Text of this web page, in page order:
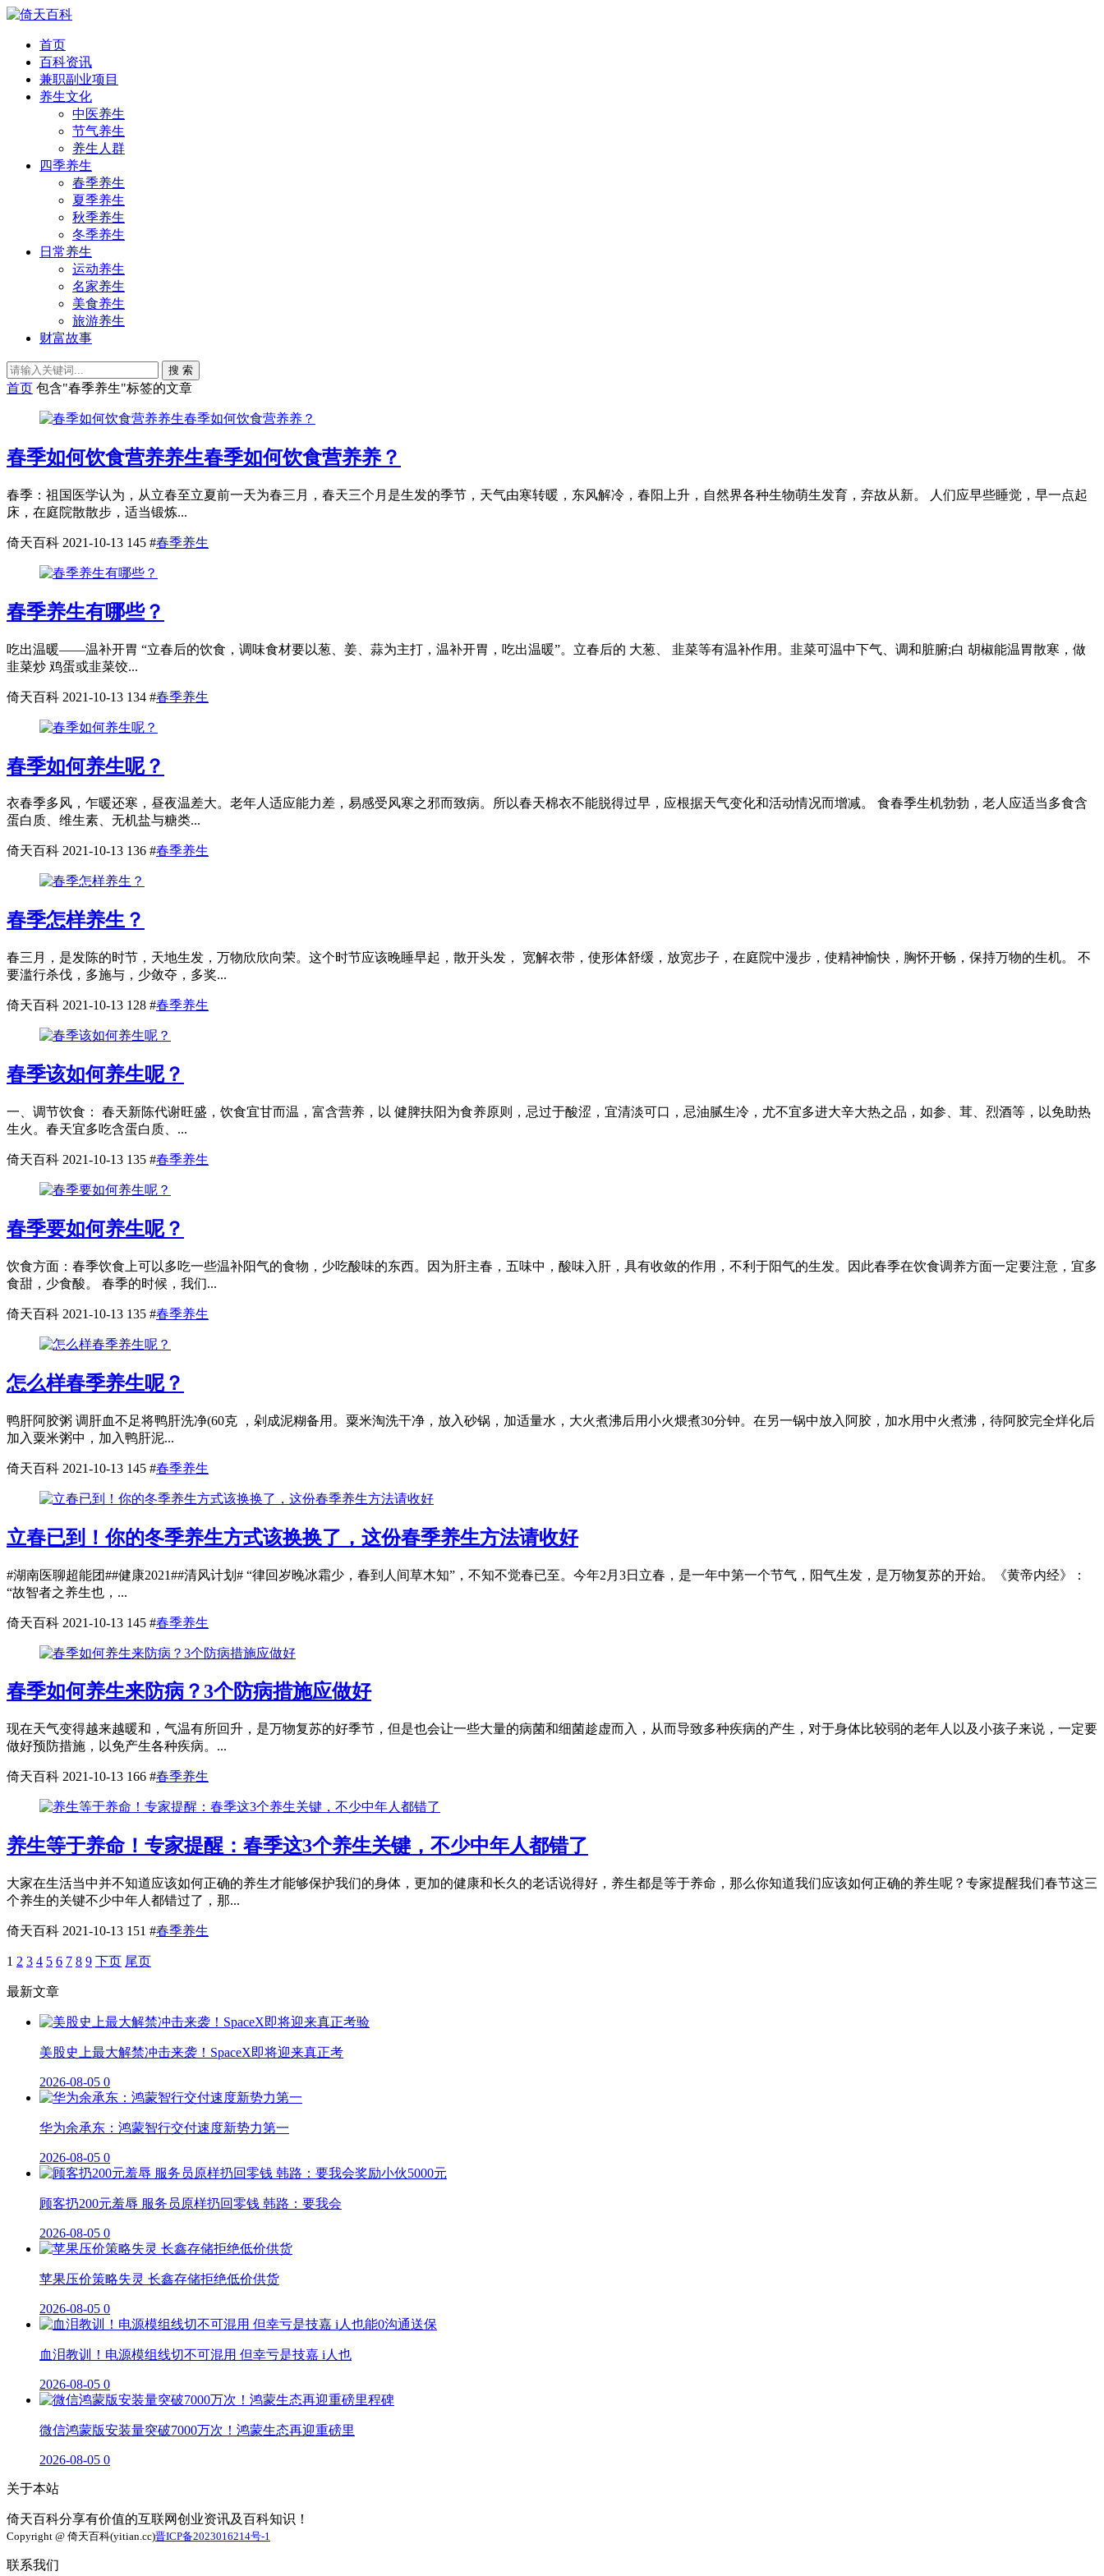
首页
百科资讯
兼职副业项目
养生文化
中医养生
节气养生
养生人群
四季养生
春季养生
夏季养生
秋季养生
冬季养生
日常养生
运动养生
名家养生
美食养生
旅游养生
财富故事
搜 索
首页 包含"春季养生"标签的文章
春季如何饮食营养养生春季如何饮食营养养？
春季：祖国医学认为，从立春至立夏前一天为春三月，春天三个月是生发的季节，天气由寒转暖，东风解冷，春阳上升，自然界各种生物萌生发育，弃故从新。 人们应早些睡觉，早一点起
床，在庭院散散步，适当锻炼...
倚天百科 2021-10-13 145 #春季养生
春季养生有哪些？
吃出温暖——温补开胃 “立春后的饮食，调味食材要以葱、姜、蒜为主打，温补开胃，吃出温暖”。立春后的 大葱、 韭菜等有温补作用。韭菜可温中下气、调和脏腑;白 胡椒能温胃散寒，做
韭菜炒 鸡蛋或韭菜饺...
倚天百科 2021-10-13 134 #春季养生
春季如何养生呢？
衣春季多风，乍暖还寒，昼夜温差大。老年人适应能力差，易感受风寒之邪而致病。所以春天棉衣不能脱得过早，应根据天气变化和活动情况而增减。 食春季生机勃勃，老人应适当多食含
蛋白质、维生素、无机盐与糖类...
倚天百科 2021-10-13 136 #春季养生
春季怎样养生？
春三月，是发陈的时节，天地生发，万物欣欣向荣。这个时节应该晚睡早起，散开头发， 宽解衣带，使形体舒缓，放宽步子，在庭院中漫步，使精神愉快，胸怀开畅，保持万物的生机。 不
要滥行杀伐，多施与，少敛夺，多奖...
倚天百科 2021-10-13 128 #春季养生
春季该如何养生呢？
一、调节饮食： 春天新陈代谢旺盛，饮食宜甘而温，富含营养，以 健脾扶阳为食养原则，忌过于酸涩，宜清淡可口，忌油腻生冷，尤不宜多进大辛大热之品，如参、茸、烈酒等，以免助热
生火。春天宜多吃含蛋白质、...
倚天百科 2021-10-13 135 #春季养生
春季要如何养生呢？
饮食方面：春季饮食上可以多吃一些温补阳气的食物，少吃酸味的东西。因为肝主春，五味中，酸味入肝，具有收敛的作用，不利于阳气的生发。因此春季在饮食调养方面一定要注意，宜多
食甜，少食酸。 春季的时候，我们...
倚天百科 2021-10-13 135 #春季养生
怎么样春季养生呢？
鸭肝阿胶粥 调肝血不足将鸭肝洗净(60克 ，剁成泥糊备用。粟米淘洗干净，放入砂锅，加适量水，大火煮沸后用小火煨煮30分钟。在另一锅中放入阿胶，加水用中火煮沸，待阿胶完全烊化后
加入粟米粥中，加入鸭肝泥...
倚天百科 2021-10-13 145 #春季养生
立春已到！你的冬季养生方式该换换了，这份春季养生方法请收好
#湖南医聊超能团##健康2021##清风计划# “律回岁晚冰霜少，春到人间草木知”，不知不觉春已至。今年2月3日立春，是一年中第一个节气，阳气生发，是万物复苏的开始。《黄帝内经》：
“故智者之养生也，...
倚天百科 2021-10-13 145 #春季养生
春季如何养生来防病？3个防病措施应做好
现在天气变得越来越暖和，气温有所回升，是万物复苏的好季节，但是也会让一些大量的病菌和细菌趁虚而入，从而导致多种疾病的产生，对于身体比较弱的老年人以及小孩子来说，一定要
做好预防措施，以免产生各种疾病。...
倚天百科 2021-10-13 166 #春季养生
养生等于养命！专家提醒：春季这3个养生关键，不少中年人都错了
大家在生活当中并不知道应该如何正确的养生才能够保护我们的身体，更加的健康和长久的老话说得好，养生都是等于养命，那么你知道我们应该如何正确的养生呢？专家提醒我们春节这三
个养生的关键不少中年人都错过了，那...
倚天百科 2021-10-13 151 #春季养生
1 2 3 4 5 6 7 8 9 下页 尾页
最新文章
美股史上最大解禁冲击来袭！SpaceX即将迎来真正考
2026-08-05 0
华为余承东：鸿蒙智行交付速度新势力第一
2026-08-05 0
顾客扔200元羞辱 服务员原样扔回零钱 韩路：要我会
2026-08-05 0
苹果压价策略失灵 长鑫存储拒绝低价供货
2026-08-05 0
血泪教训！电源模组线切不可混用 但幸亏是技嘉 i人也
2026-08-05 0
微信鸿蒙版安装量突破7000万次！鸿蒙生态再迎重磅里
2026-08-05 0
关于本站
倚天百科分享有价值的互联网创业资讯及百科知识！
Copyright @ 倚天百科(yitian.cc)晋ICP备2023016214号-1
联系我们